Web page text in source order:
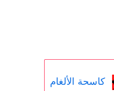
كاسحة الألغام